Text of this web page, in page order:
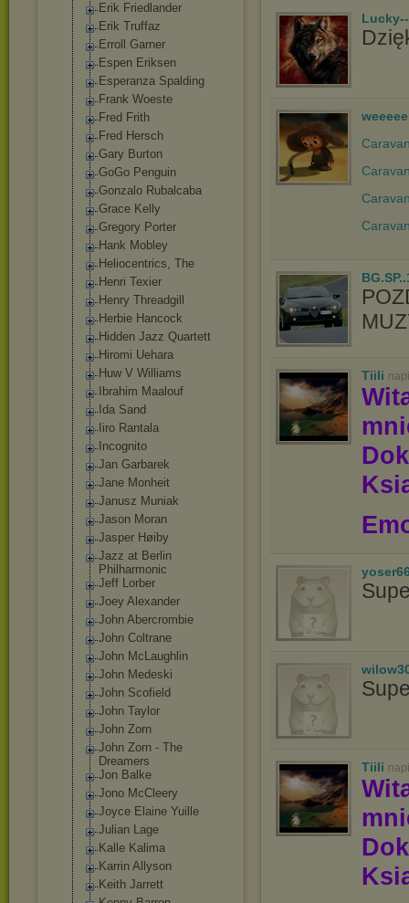
Erik Friedlander
Erik Truffaz
Erroll Garner
Espen Eriksen
Esperanza Spalding
Frank Woeste
Fred Frith
Fred Hersch
Gary Burton
GoGo Penguin
Gonzalo Rubalcaba
Grace Kelly
Gregory Porter
Hank Mobley
Heliocentrics, The
Henri Texier
Henry Threadgill
Herbie Hancock
Hidden Jazz Quartett
Hiromi Uehara
Huw V Williams
Ibrahim Maalouf
Ida Sand
Iiro Rantala
Incognito
Jan Garbarek
Jane Monheit
Janusz Muniak
Jason Moran
Jasper Høiby
Jazz at Berlin
Philharmonic
Jeff Lorber
Joey Alexander
John Abercrombie
John Coltrane
John McLaughlin
John Medeski
John Scofield
John Taylor
John Zorn
John Zorn - The
Dreamers
Jon Balke
Jono McCleery
Joyce Elaine Yuille
Julian Lage
Kalle Kalima
Karrin Allyson
Keith Jarrett
weeeee
Tiili
Tiili